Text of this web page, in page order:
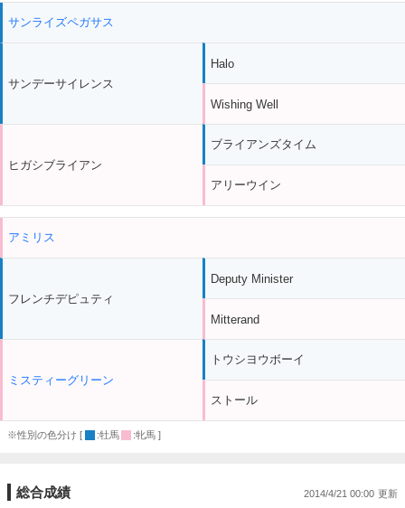
サンライズペガサス
サンデーサイレンス
ヒガシブライアン
Halo
Wishing Well
ブライアンズタイム
アリーウイン
アミリス
フレンチデピュティ
ミスティーグリーン
Deputy Minister
Mitterand
トウシヨウボーイ
ストール
※性別の色分け [ :牡馬 :牝馬 ]
総合成績 2014/4/21 00:00